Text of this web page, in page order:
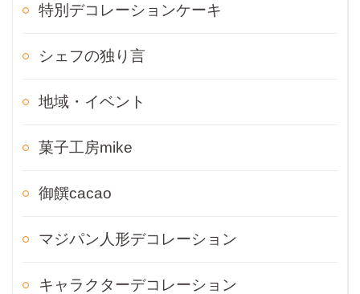
特別デコレーションケーキ
シェフの独り言
地域・イベント
菓子工房mike
御饌cacao
マジパン人形デコレーション
キャラクターデコレーション